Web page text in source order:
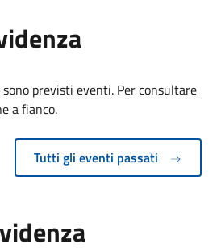
previsti eventi. Per consultare
a fianco.
Tutti gli eventi passati